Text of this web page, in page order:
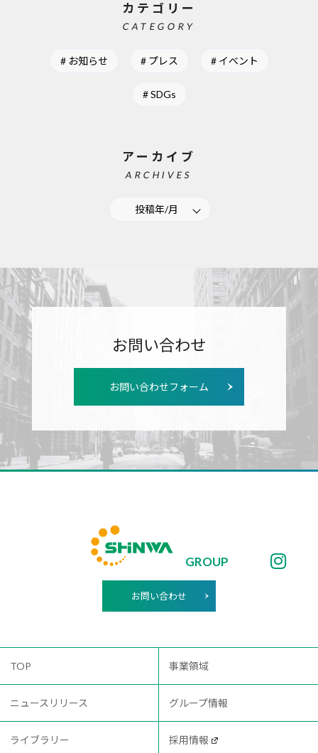
カテゴリー
CATEGORY
お知らせ プレス イベント
SDGs
アーカイブ
ARCHIVES
投稿年/月
お問い合わせ
お問い合わせフォーム
GROUP
お問い合わせ
TOP 事業領域
ニュースリリース グループ情報
ライブラリー 採用情報